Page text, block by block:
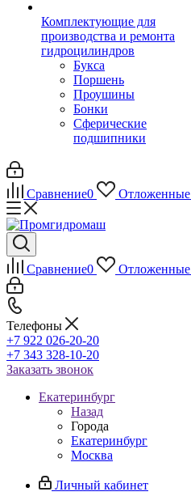
Комплектующие для
производства и ремонта
гидроцилиндров
Букса
Поршень
Проушины
Бонки
Сферические
подшипники
Сравнение0 Отложенные
Сравнение0 Отложенные
Телефоны
+7 922 026-20-20
+7 343 328-10-20
Заказать звонок
Екатеринбург
Назад
Города
Екатеринбург
Москва
Личный кабинет